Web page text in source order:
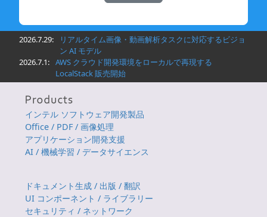
2026.7.29:
リアルタイム画像・動画解析タスクに対応するビジョ
ン AI モデル
2026.7.1: AWS クラウド開発環境をローカルで再現する
LocalStack 販売開始
インテル ソフトウェア開発製品
Office / PDF / 画像処理
アプリケーション開発支援
AI / 機械学習 / データサイエンス
ドキュメント生成 / 出版 / 翻訳
UI コンポーネント / ライブラリー
セキュリティ / ネットワーク